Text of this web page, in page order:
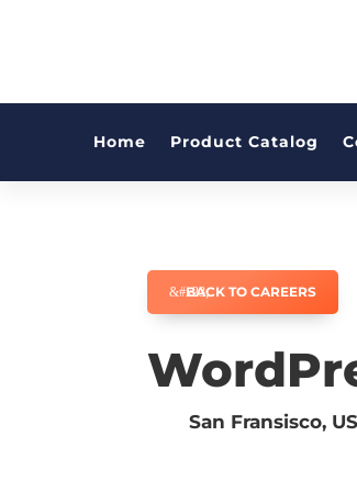
Home Product Catalog
BACK TO CAREERS
San Fransisco, US